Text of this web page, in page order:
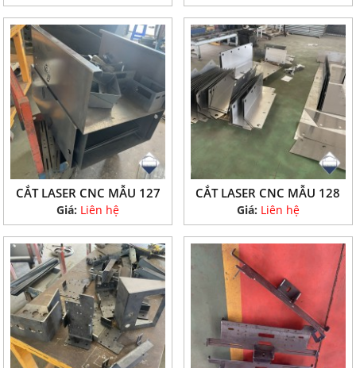
CẮT LASER CNC MẪU 127
Giá: Liên hệ
CẮT LASER CNC MẪU 128
Giá: Liên hệ